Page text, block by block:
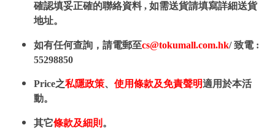
確認填妥正確的聯絡資料 , 如需送貨請填寫詳細送貨
地址。
如有任何查詢，請電郵至cs@tokumall.com.hk/ 致電 :
55298850
Price之私隱政策、 使用條款及免責聲明適用於本活
動。
其它條款及細則 。